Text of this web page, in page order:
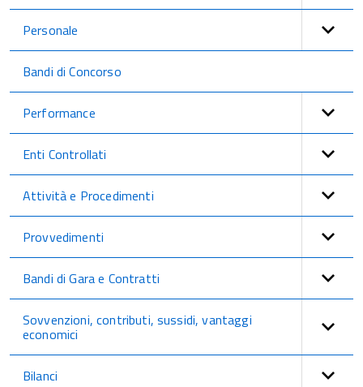
Personale
Bandi di Concorso
Performance
Enti Controllati
Attività e Procedimenti
Provvedimenti
Bandi di Gara e Contratti
Sovvenzioni, contributi, sussidi, vantaggi
economici
Bilanci